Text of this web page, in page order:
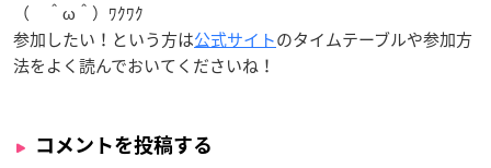
（ ＾ω＾）ﾜｸﾜｸ
参加したい！という方は公式サイトのタイムテーブルや参加方
法をよく読んでおいてくださいね！
コメントを投稿する